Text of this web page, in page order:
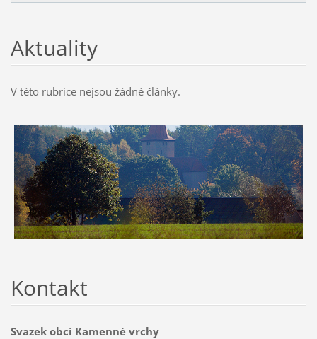
Aktuality
V této rubrice nejsou žádné články.
Kontakt
Svazek obcí Kamenné vrchy